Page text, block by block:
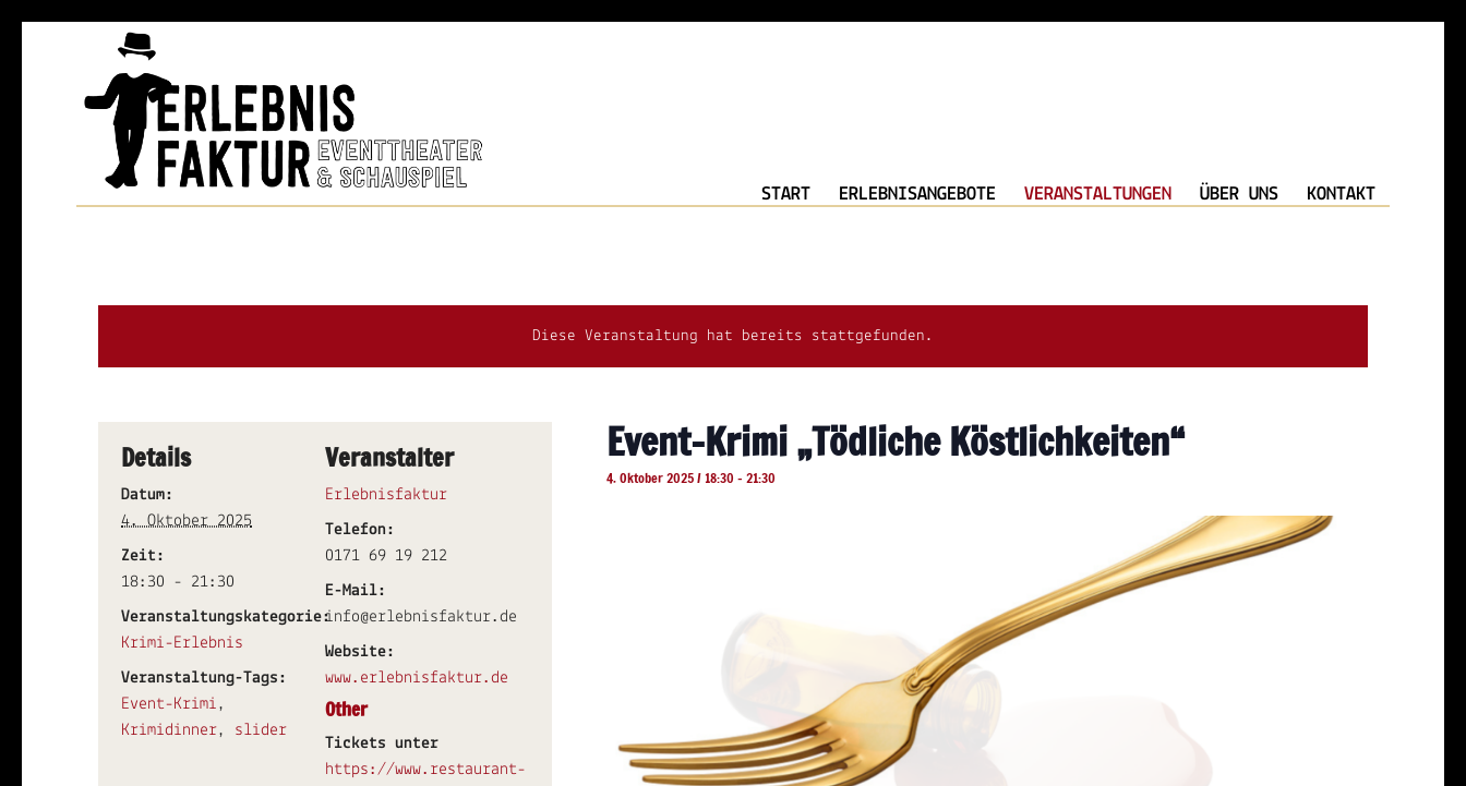
START ERLEBNISANGEBOTE VERANSTALTUNGEN ÜBER UNS KONTAKT
Diese Veranstaltung hat bereits stattgefunden.
Event-Krimi „Tödliche Köstlichkeiten“
4. Oktober 2025 / 18:30 - 21:30
Details
Datum:
4. Oktober 2025
Zeit:
18:30 - 21:30
Veranstaltungskategorie:
Krimi-Erlebnis
Veranstaltung-Tags:
Event-Krimi,
Krimidinner, slider
Veranstalter
Erlebnisfaktur
Telefon:
0171 69 19 212
E-Mail:
info@erlebnisfaktur.de
Website:
www.erlebnisfaktur.de
Other
Tickets unter
https://www.restaurant-